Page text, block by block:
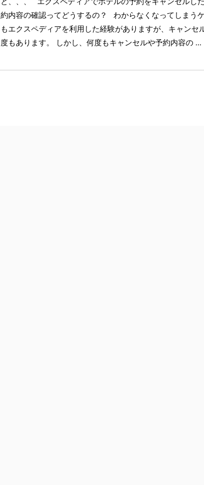
約内容の確認ってどうするの？ わからなくなってしまう
もエクスペディアを利用した経験がありますが、キャンセ
度もあります。 しかし、何度もキャンセルや予約内容の ...